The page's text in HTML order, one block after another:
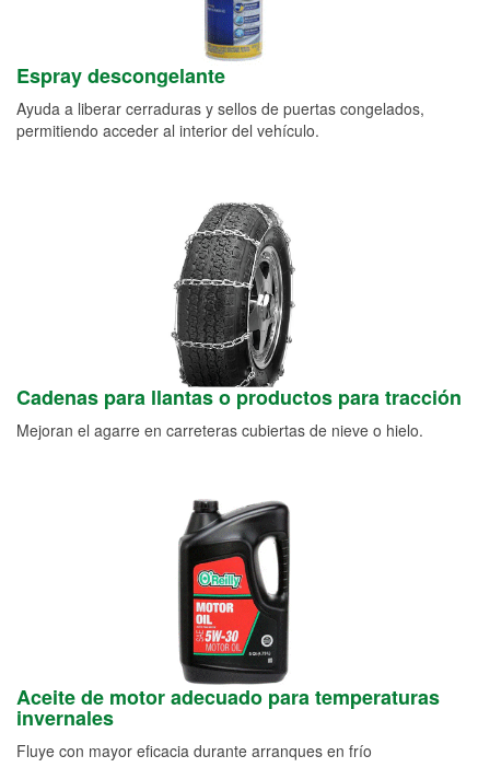
Espray descongelante
Ayuda a liberar cerraduras y sellos de puertas congelados,
permitiendo acceder al interior del vehículo.
Cadenas para llantas o productos para tracción
Mejoran el agarre en carreteras cubiertas de nieve o hielo.
Aceite de motor adecuado para temperaturas
invernales
Fluye con mayor eficacia durante arranques en frío